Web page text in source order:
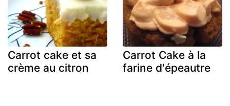
Carrot cake et sa
crème au citron
Carrot Cake à la
farine d'épeautre